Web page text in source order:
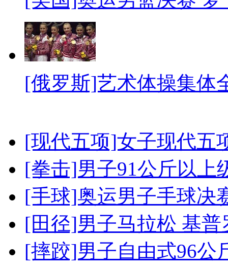
[俄罗斯]艺术体操集体
[现代五项]女子现代五
[拳击]男子91公斤以上
[手球]奥运男子手球决
[田径]男子马拉松 基
[摔跤]男子自由式96公